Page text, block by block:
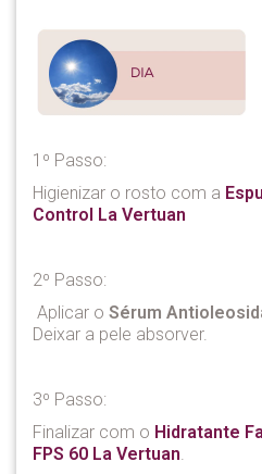
1º Passo:
Higienizar o rosto com a
Control La Vertuan
2º Passo:
Aplicar o Sérum
Deixar a pele absorver.
3º Passo:
Finalizar com o Hidratante
FPS 60 La Vertuan.